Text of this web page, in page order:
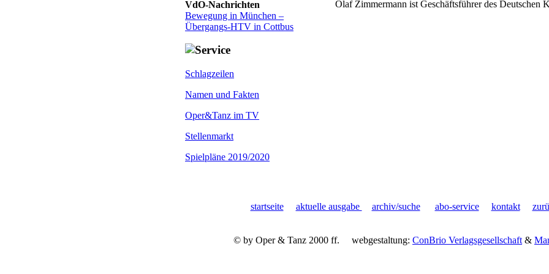
VdO-Nachrichten
Bewegung in München –
Übergangs-HTV in Cottbus
Schlagzeilen
Namen und Fakten
Oper&Tanz im TV
Stellenmarkt
Spielpläne 2019/2020
Olaf Zimmermann ist Geschäftsführer des Deutschen
startseite aktuelle ausgabe archiv/suche abo-service kontakt
© by Oper & Tanz 2000 ff. webgestaltung: ConBrio Verlagsgesellschaft &